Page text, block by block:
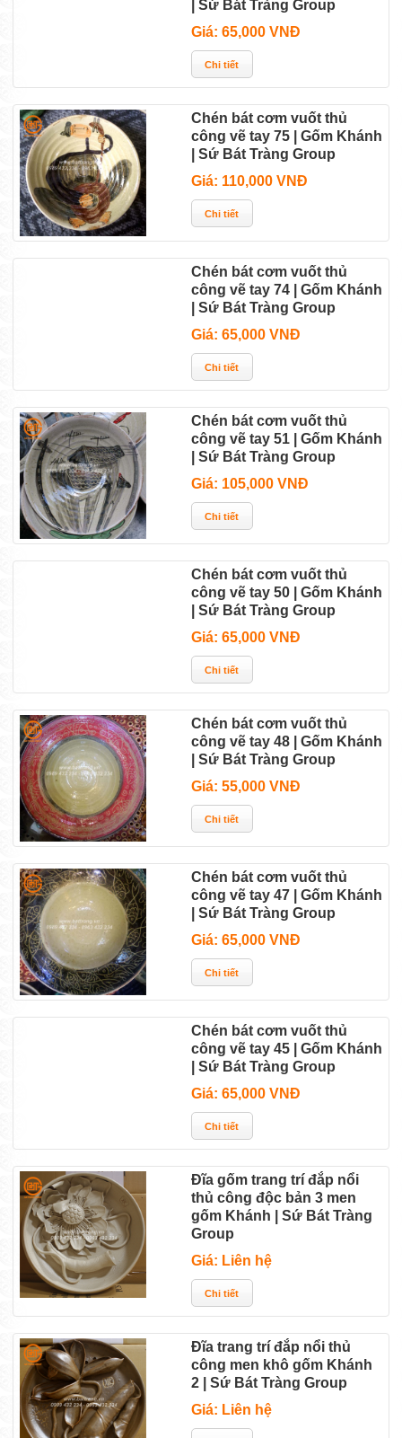
| Sứ Bát Tràng Group
Giá: 65,000 VNĐ
Chén bát cơm vuốt thủ
công vẽ tay 75 | Gốm Khánh
| Sứ Bát Tràng Group
Giá: 110,000 VNĐ
Chén bát cơm vuốt thủ
công vẽ tay 74 | Gốm Khánh
| Sứ Bát Tràng Group
Giá: 65,000 VNĐ
Chén bát cơm vuốt thủ
công vẽ tay 51 | Gốm Khánh
| Sứ Bát Tràng Group
Giá: 105,000 VNĐ
Chén bát cơm vuốt thủ
công vẽ tay 50 | Gốm Khánh
| Sứ Bát Tràng Group
Giá: 65,000 VNĐ
Chén bát cơm vuốt thủ
công vẽ tay 48 | Gốm Khánh
| Sứ Bát Tràng Group
Giá: 55,000 VNĐ
Chén bát cơm vuốt thủ
công vẽ tay 47 | Gốm Khánh
| Sứ Bát Tràng Group
Giá: 65,000 VNĐ
Chén bát cơm vuốt thủ
công vẽ tay 45 | Gốm Khánh
| Sứ Bát Tràng Group
Giá: 65,000 VNĐ
Đĩa gốm trang trí đắp nổi
thủ công độc bản 3 men
gốm Khánh | Sứ Bát Tràng
Group
Giá: Liên hệ
Đĩa trang trí đắp nổi thủ
công men khô gốm Khánh
2 | Sứ Bát Tràng Group
Giá: Liên hệ